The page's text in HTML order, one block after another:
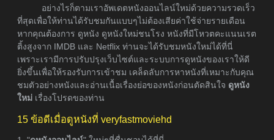
อย่างไรก็ตามเราอัพเดตหนังออนไลน์ใหม่ด้วยความรวดเร็ว
ที่สุดเพื่อให้ท่านได้รับชมกันแบบๆไม่ต้องเสียค่าใช้จ่ายรายเดือน
หากคุณต้องการ ดูหนัง ดูหนังใหม่ชนโรง หนังที่มีโหวตคะแนนเรต
ติ้งสูงจาก IMDB และ Netflix ท่านจะได้รับชมหนังใหม่ได้ที่นี่
เพราะเรามีการปรับปรุงเว็บไซต์และระบบการดูหนังของเราให้ดี
ยิ่งขึ้นเพื่อให้รองรับการเข้าชม เคล็ดลับการหาหนังที่เหมาะกับคุณ
ชมตัวอย่างหนังและอ่านเนื้อเรื่องย่อของหนังก่อนตัดสินใจ ดูหนัง
ใหม่ เรื่องโปรดของท่าน
15 ข้อดีเมื่อดูหนังที่ veryfastmoviehd